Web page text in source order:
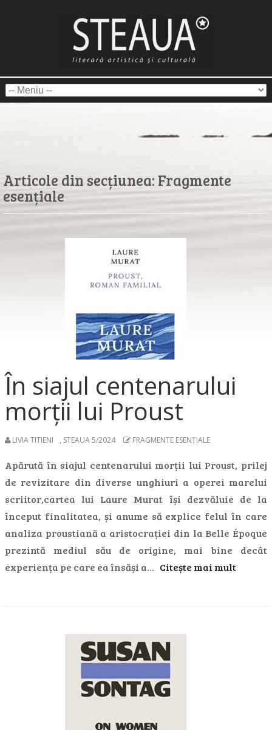
Articole din secțiunea: Fragmente
esențiale
În siajul centenarului
morții lui Proust
LIVIA TITIENI , STEAUA 5/2024 FRAGMENTE ESENȚIALE
Apărută în siajul centenarului morții lui Proust, prilej
de revizitare din diverse unghiuri a operei marelui
scriitor,cartea lui Laure Murat își dezvăluie de la
început finalitatea, și anume să explice felul în care
analiza proustiană a aristocrației din la Belle Époque
prezintă mediul său de origine, mai bine decât
experiența pe care ea însăși a… Citește mai mult